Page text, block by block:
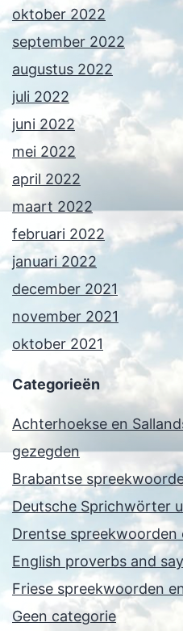
oktober 2022
september 2022
augustus 2022
juli 2022
juni 2022
mei 2022
april 2022
maart 2022
februari 2022
januari 2022
december 2021
november 2021
oktober 2021
Categorieën
Achterhoekse en
gezegden
Brabantse
Deutsche Sprichwörter
Drentse spreekwoorden
English proverbs and
Friese spreekwoorden
Geen categorie